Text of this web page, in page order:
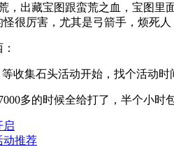
出藏宝图跟蛮荒之血，宝图里
很厉害，尤其是弓箭手，烦死
集石头活动开始，找个活动时
多的时候全给打了，半个小时
启
动推荐